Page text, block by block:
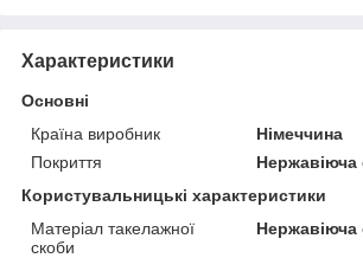
Характеристики
Основні
Країна виробник
Німеччина
Покриття
Нержавіюча
Користувальницькі характеристики
Матеріал такелажної
скоби
Нержавіюча